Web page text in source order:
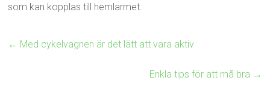
som kan kopplas till hemlarmet.
← Med cykelvagnen är det lätt att vara aktiv
Enkla tips för att må bra →